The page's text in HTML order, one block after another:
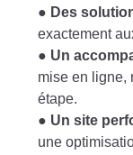
● Des
exactement
● Un
mise en ligne,
étape.
● Un site
une